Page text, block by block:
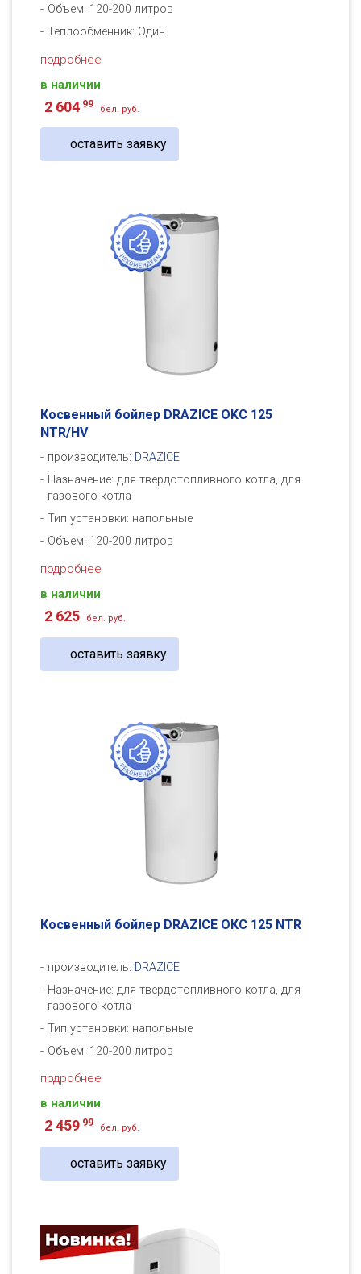
Объем: 120-200 литров
Теплообменник: Один
подробнее
в наличии
2 604 99 бел. руб.
оставить заявку
Косвенный бойлер DRAZICE OKC 125
NTR/HV
производитель: DRAZICE
Назначение: для твердотопливного котла, для
газового котла
Тип установки: напольные
Объем: 120-200 литров
подробнее
в наличии
2 625 бел. руб.
оставить заявку
Косвенный бойлер DRAZICE ОКC 125 NTR
производитель: DRAZICE
Назначение: для твердотопливного котла, для
газового котла
Тип установки: напольные
Объем: 120-200 литров
подробнее
в наличии
2 459 99 бел. руб.
оставить заявку